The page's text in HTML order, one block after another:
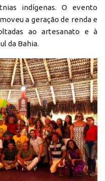
indígenas. O evento
a geração de renda e
ao artesanato e à
da Bahia.